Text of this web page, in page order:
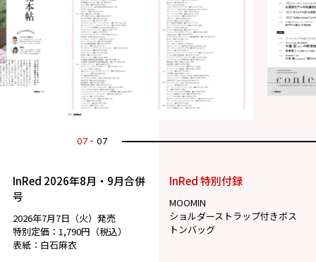
07 07
InRed 2026年8月・9月合併
号
2026年7月7日（火）発売
特別定価：1,790円（税込）
表紙：白石麻衣
InRed 特別付録
MOOMIN
ショルダーストラップ付きボス
トンバッグ